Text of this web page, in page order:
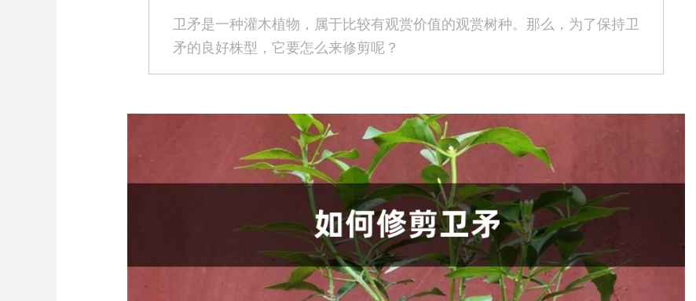
卫矛是一种灌木植物，属于比较有观赏价值的观赏树种。那么，为了保持卫
矛的良好株型，它要怎么来修剪呢？